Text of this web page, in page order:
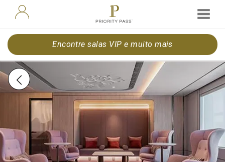
Encontre salas VIP e muito mais